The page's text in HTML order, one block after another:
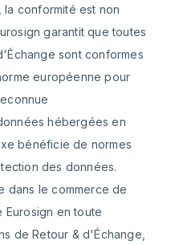
conformité est non
garantit que toutes
sont conformes
européenne pour
hébergées en
bénéficie de normes
des données.
dans le commerce de
en toute
de Retour & d'Échange,